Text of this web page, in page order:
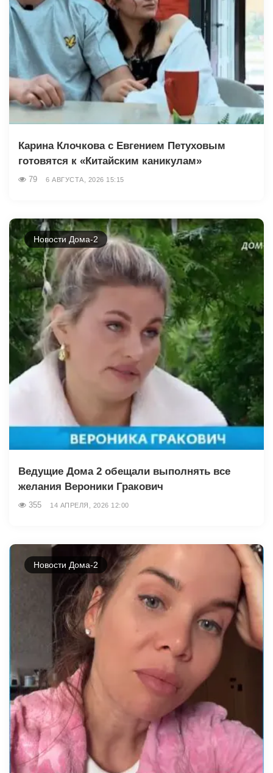
Карина Клочкова с Евгением Петуховым
готовятся к «Китайским каникулам»
79 6 АВГУСТА, 2026 15:15
Новости Дома-2
Ведущие Дома 2 обещали выполнять все
желания Вероники Гракович
355 14 АПРЕЛЯ, 2026 12:00
Новости Дома-2